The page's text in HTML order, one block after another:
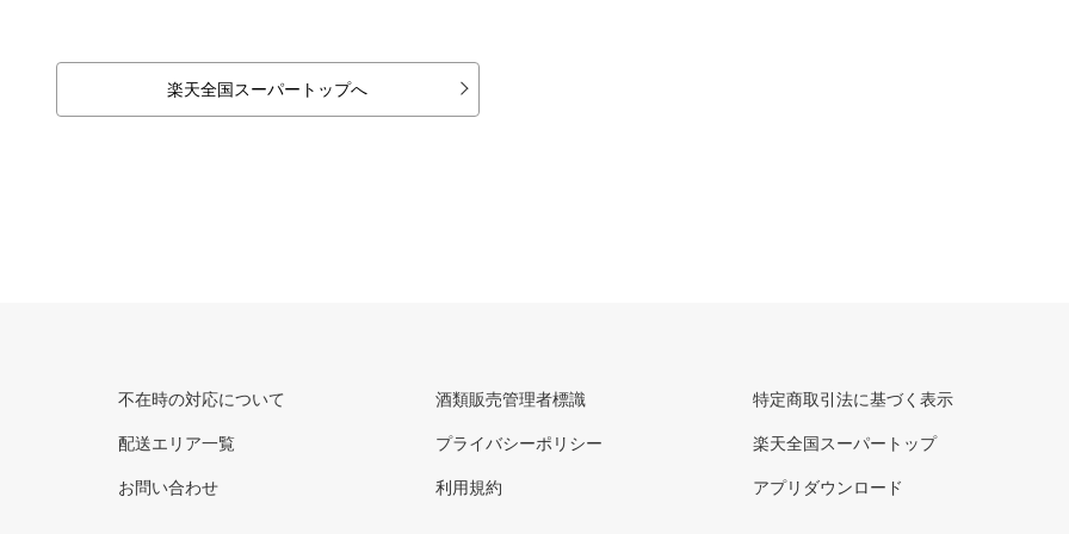
楽天全国スーパートップへ
不在時の対応について
配送エリア一覧
お問い合わせ
酒類販売管理者標識
プライバシーポリシー
利用規約
特定商取引法に基づく表示
楽天全国スーパートップ
アプリダウンロード